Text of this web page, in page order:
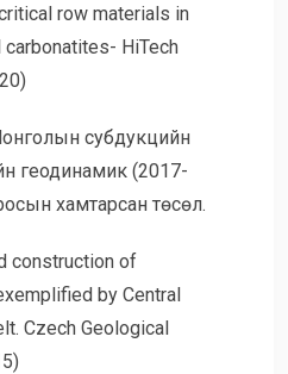
row materials in
HiTech
субдукцийн
геодинамик (2017-
хамтарсан төсөл.
construction of
by Central
Czech Geological